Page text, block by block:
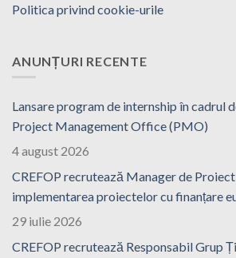
Politica privind cookie-urile
ANUNȚURI RECENTE
Lansare program de internship în cadrul
Project Management Office (PMO)
4 august 2026
CREFOP recrutează Manager de
implementarea proiectelor cu finanțare
29 iulie 2026
CREFOP recrutează Responsabil Grup